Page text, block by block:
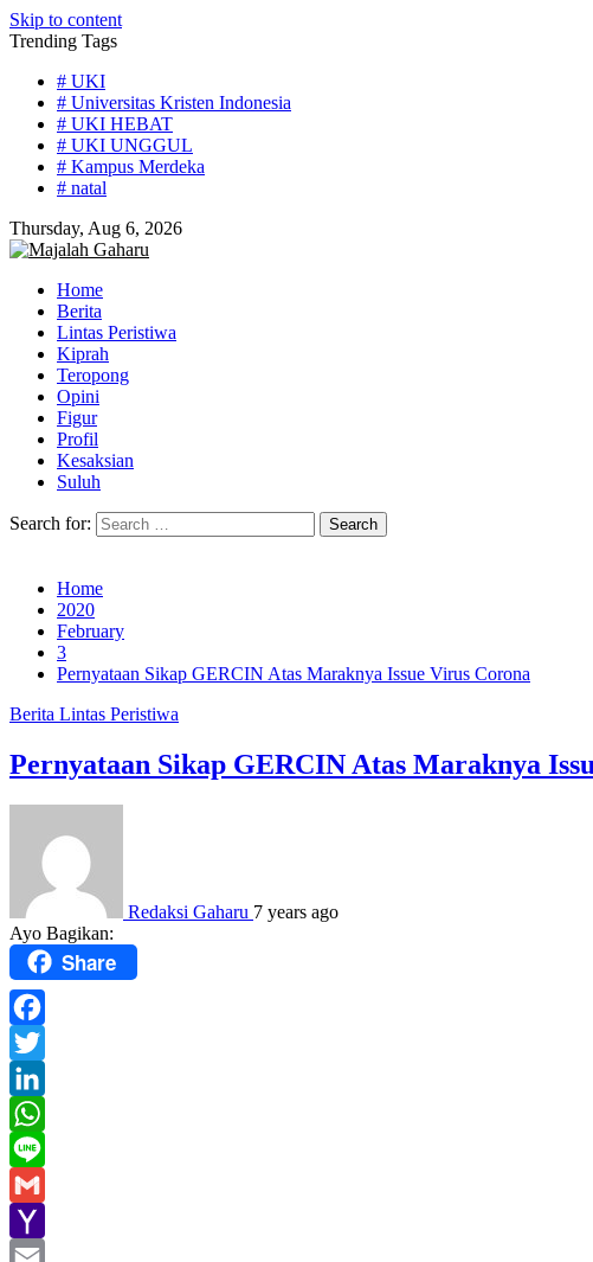
Skip to content
Trending Tags
# UKI
# Universitas Kristen Indonesia
# UKI HEBAT
# UKI UNGGUL
# Kampus Merdeka
# natal
Thursday, Aug 6, 2026
Home
Berita
Lintas Peristiwa
Kiprah
Teropong
Opini
Figur
Profil
Kesaksian
Suluh
Search for:
Home
2020
February
3
Pernyataan Sikap GERCIN Atas Maraknya Issue Virus Corona
Berita Lintas Peristiwa
Pernyataan Sikap GERCIN Atas Maraknya
Redaksi Gaharu 7 years ago
Ayo Bagikan:
Share
Facebook
Twitter
LinkedIn
WhatsApp
Line
Gmail
Yahoo